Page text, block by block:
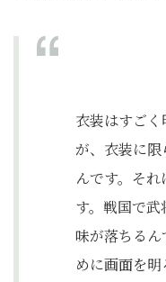
衣装はすご
が、衣装に限
んです。そ
す。戦国で
味が落ちる
めに画面を